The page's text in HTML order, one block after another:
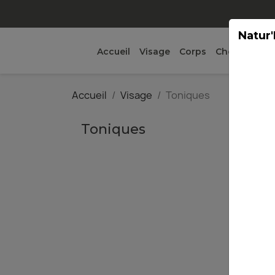
Accueil Visage Corps Cheveux
Accueil Visage Toniques
Toniques